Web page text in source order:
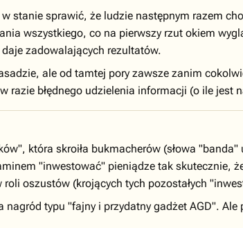
stanie sprawić, że ludzie następnym razem
wszystkiego, co na pierwszy rzut okiem
zadowalających rezultatów.
ale od tamtej pory zawsze zanim
błędnego udzielenia informacji (o ile jest
która skroiła bukmacherów (słowa
"inwestować" pieniądze tak skutecznie,
oszustów (krojących tych pozostałych
typu "fajny i przydatny gadżet AGD". Ale